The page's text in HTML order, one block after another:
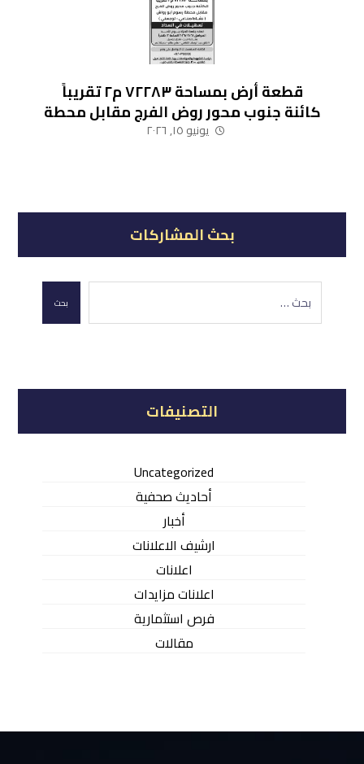
قطعة أرض بمساحة ٧٢٢٨٣ م٢ تقريباً
كائنة جنوب محور روض الفرج مقابل محطة
رسوم أبو رواش (نشاط صناعي – لوجيستي)
يونيو ١٥, ٢٠٢٦
بحث المشاركات
بحث
التصنيفات
Uncategorized
أحاديث صحفية
أخبار
ارشيف الاعلانات
اعلانات
اعلانات مزايدات
فرص استثمارية
مقالات